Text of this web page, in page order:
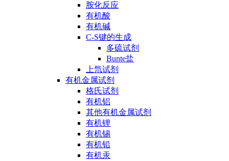
胺化反应
有机酸
有机碱
C-S键的生成
多硫试剂
Bunte盐
上氘试剂
有机金属试剂
格氏试剂
有机铝
其他有机金属试剂
有机锂
有机锡
有机铅
有机汞